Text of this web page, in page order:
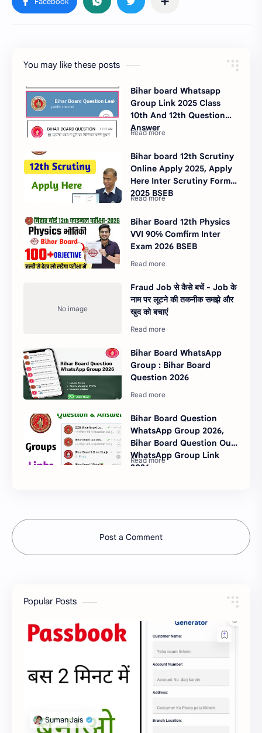
You may like these posts
Bihar board Whatsapp
Group Link 2025 Class
10th And 12th Question
Answer
Bihar board 12th Scrutiny
Online Apply 2025, Apply
Here Inter Scrutiny Form
2025 BSEB
Bihar Board 12th Physics
VVI 90℅ Comfirm Inter
Exam 2026 BSEB
Fraud Job से कैसे बचें - Job के
नाम पर लूटने की तकनीक समझे और
खुद को बचाएं
Bihar Board WhatsApp
Group : Bihar Board
Question 2026
Bihar Board Question
WhatsApp Group 2026,
Bihar Board Question Out
WhatsApp Group Link
2026
Post a Comment
Popular Posts